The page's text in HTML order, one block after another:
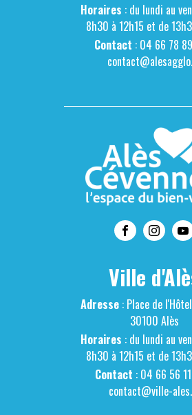
Horaires : du lundi au
8h30 à 12h15 et de
Contact : 04 66 78
Ville
Adresse: Place de
30100 Alès
Horaires : du lundi au
8h30 à 12h15 et de
Contact : 04 66 56
contact@ville-